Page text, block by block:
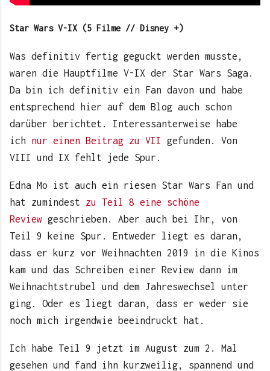
Star Wars V-IX (5 Filme // Disney +)
Was definitiv fertig geguckt werden musste,
waren die Hauptfilme V-IX der Star Wars Saga.
Da bin ich definitiv ein Fan davon und habe
entsprechend hier auf dem Blog auch schon
darüber berichtet. Interessanterweise habe
ich nur einen Beitrag zu VII
gefunden. Von
VIII und IX fehlt jede Spur.
Edna Mo ist auch ein riesen Star Wars Fan und
hat zumindest zu Teil 8 eine schöne
Review geschrieben. Aber auch bei Ihr, von
Teil 9 keine Spur. Entweder liegt es daran,
dass er kurz vor Weihnachten 2019 in die Kinos
kam und das Schreiben einer Review dann im
Weihnachtstrubel und dem Jahreswechsel unter
ging. Oder es liegt daran, dass er weder sie
noch mich irgendwie beeindruckt hat.
Ich habe Teil 9 jetzt im August zum 2. Mal
gesehen und fand ihn kurzweilig, spannend und